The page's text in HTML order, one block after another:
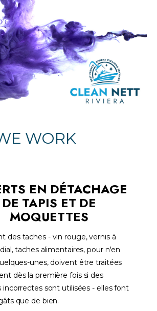
WORK
EN DÉTACHAGE
DE TAPIS ET DE
MOQUETTES
des taches - vin rouge, vernis à
taches alimentaires, pour n'en
unes, doivent être traitées
dès la première fois si des
incorrectes sont utilisées - elles font
que de bien.